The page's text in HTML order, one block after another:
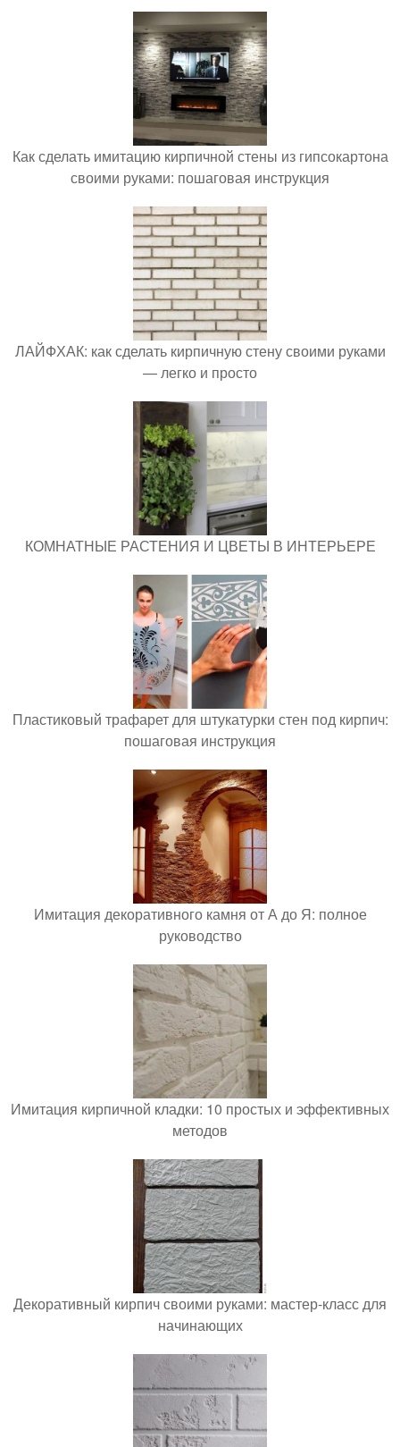
Как сделать имитацию кирпичной стены из гипсокартона
своими руками: пошаговая инструкция
ЛАЙФХАК: как сделать кирпичную стену своими руками
— легко и просто
КОМНАТНЫЕ РАСТЕНИЯ И ЦВЕТЫ В ИНТЕРЬЕРЕ
Пластиковый трафарет для штукатурки стен под кирпич:
пошаговая инструкция
Имитация декоративного камня от А до Я: полное
руководство
Имитация кирпичной кладки: 10 простых и эффективных
методов
Декоративный кирпич своими руками: мастер-класс для
начинающих